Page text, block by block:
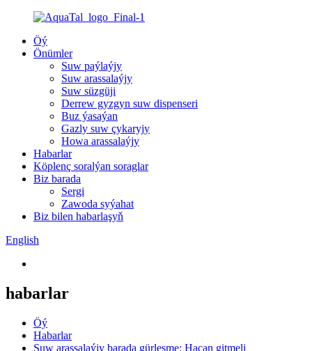
Öý
Önümler
Suw paýlaýjy
Suw arassalaýjy
Suw süzgüji
Derrew gyzgyn suw dispenseri
Buz ýasaýan
Gazly suw çykaryjy
Howa arassalaýjy
Habarlar
Köplenç soralýan soraglar
Biz barada
Sergi
Zawoda syýahat
Biz bilen habarlaşyň
English
habarlar
Öý
Habarlar
Suw arassalaýjy barada gürleşme: Haçan gitmeli